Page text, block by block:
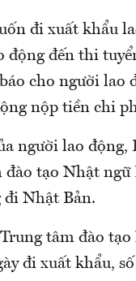
đi xuất khẩu
động đến thi
cho người lao
nộp tiền chi
người lao
tạo Nhật
đi Nhật Bản.
tâm đào
đi xuất khẩu,